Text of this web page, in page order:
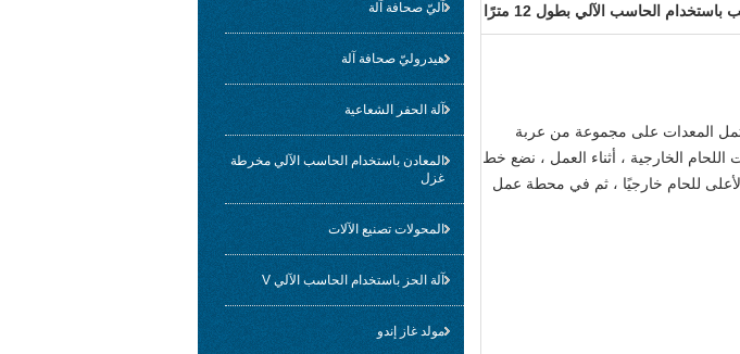
آليّ صحافة آلة
هيدروليّ صحافة آلة
آلة الحفر الشعاعية
المعادن باستخدام الحاسب الآلي مخرطة
غزل
المحولات تصنيع الآلات
آلة الحز باستخدام الحاسب الآلي V
مولد غاز إندو
باستخدام الحاسب الآلي بطول 12 مترًا
المعدات على مجموعة من عربة
الخارجية ، أثناء العمل ، نضع خط
لأعلى للحام خارجيًا ، ثم في محطة عمل